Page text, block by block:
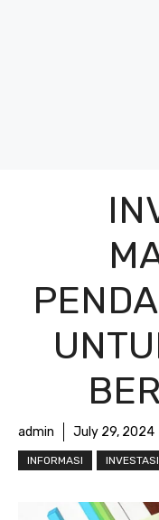
admin July 29, 2024
INFORMASI